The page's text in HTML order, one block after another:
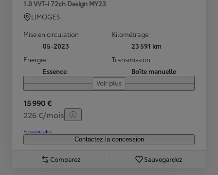
1.0 VVT-i 72ch Design MY23
LIMOGES
Mise en circulation
05-2023
Kilométrage
23 591 km
Energie
Essence
Transmission
Boîte manuelle
Voir plus
15 990 €
226 €/mois
En savoir plus
Contactez la concession
Comparez Sauvegardez